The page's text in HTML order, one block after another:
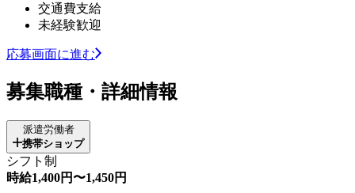
交通費支給
未経験歓迎
応募画面に進む
募集職種・詳細情報
派遣労働者
携帯ショップ
シフト制
時給1,400円〜1,450円